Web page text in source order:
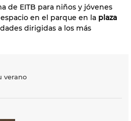
de EITB para niños y jóvenes
en el parque en la plaza
dirigidas a los más
verano